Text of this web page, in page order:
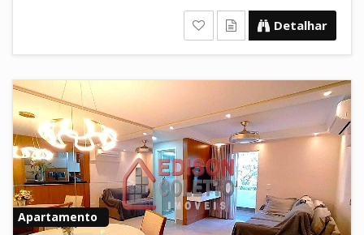
Detalhar
Apartamento